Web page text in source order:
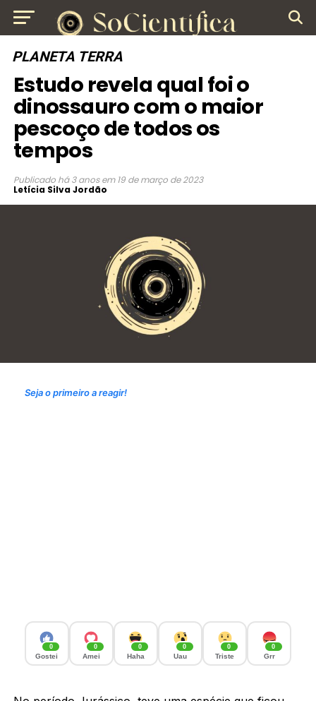
PLANETA TERRA
Estudo revela qual foi o
dinossauro com o maior
pescoço de todos os
tempos
Publicado há 3 anos em 19 de março de 2023
Letícia Silva Jordão
Seja o primeiro a reagir!
0
Gostei
0
Amei
0
Haha
0
Uau
0
Triste
0
Grr